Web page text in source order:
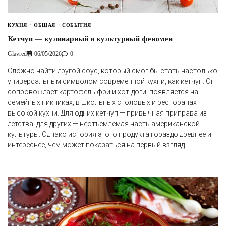
КУХНЯ ОБЩАЯ СОБЫТИЯ
Кетчуп — кулинарный и культурный феномен
Glavred 06/05/2026 0
Сложно найти другой соус, который смог бы стать настолько
универсальным символом современной кухни, как кетчуп. Он
сопровождает картофель фри и хот-доги, появляется на
семейных пикниках, в школьных столовых и ресторанах
высокой кухни. Для одних кетчуп — привычная приправа из
детства, для других — неотъемлемая часть американской
культуры. Однако история этого продукта гораздо древнее и
интереснее, чем может показаться на первый взгляд.